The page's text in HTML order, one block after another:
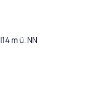
|14m ü. NN